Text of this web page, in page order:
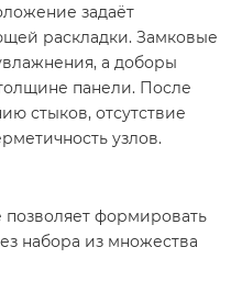
задаёт
раскладки. Замковые
а доборы
панели. После
стыков, отсутствие
узлов.
формировать
набора из множества